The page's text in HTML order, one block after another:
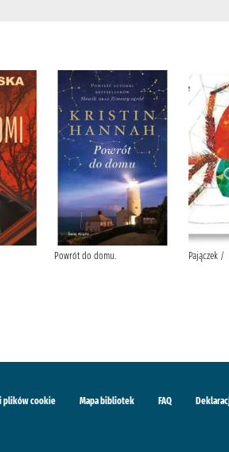
Powrót do domu. Pajączek /
plików cookie Mapa bibliotek FAQ